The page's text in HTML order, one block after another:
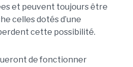
et peuvent toujours être
celles dotés d’une
cette possibilité.
de fonctionner